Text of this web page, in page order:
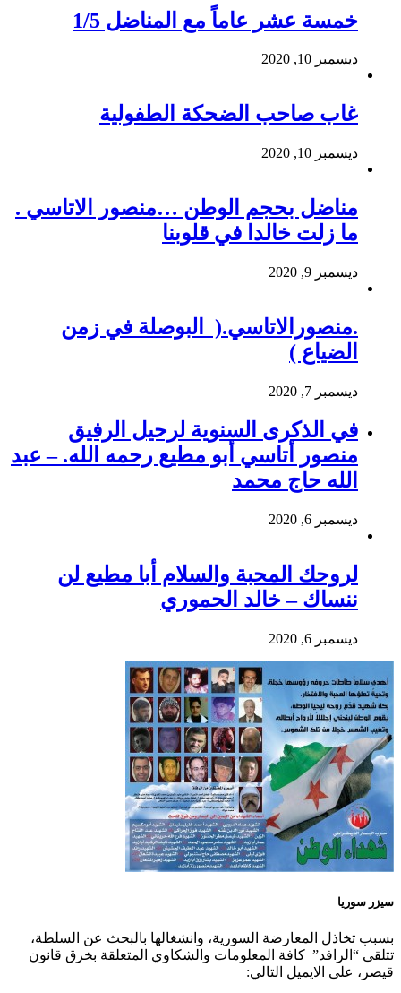
خمسة عشر عاماً مع المناضل 1/5
ديسمبر 10, 2020
غاب صاحب الضحكة الطفولية
ديسمبر 10, 2020
مناضل بحجم الوطن …منصور الاتاسي .
ما زلت خالدا في قلوبنا
ديسمبر 9, 2020
.منصورالاتاسي.( البوصلة في زمن
الضياع )
ديسمبر 7, 2020
في الذكرى السنوية لرحيل الرفيق
منصور أتاسي أبو مطيع رحمه الله. – عبد
الله حاج محمد
ديسمبر 6, 2020
لروحك المحبة والسلام أبا مطيع لن
ننساك – خالد الحموري
ديسمبر 6, 2020
سيزر سوريا
بسبب تخاذل المعارضة السورية، وانشغالها بالبحث عن السلطة،
تتلقى “الرافد” كافة المعلومات والشكاوي المتعلقة بخرق قانون
قيصر، على الايميل التالي: